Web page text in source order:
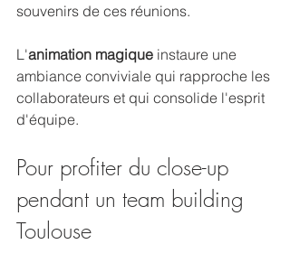
souvenirs de ces réunions.
L'animation magique instaure une
ambiance conviviale qui rapproche les
collaborateurs et qui consolide l'esprit
d'équipe.
Pour profiter du close-up
pendant un team building
Toulouse